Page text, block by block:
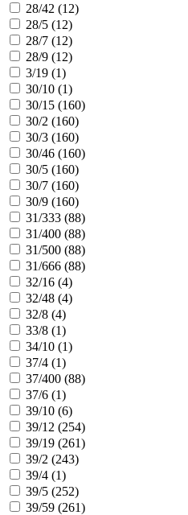
28/42 (12)
28/5 (12)
28/7 (12)
28/9 (12)
3/19 (1)
30/10 (1)
30/15 (160)
30/2 (160)
30/3 (160)
30/46 (160)
30/5 (160)
30/7 (160)
30/9 (160)
31/333 (88)
31/400 (88)
31/500 (88)
31/666 (88)
32/16 (4)
32/48 (4)
32/8 (4)
33/8 (1)
34/10 (1)
37/4 (1)
37/400 (88)
37/6 (1)
39/10 (6)
39/12 (254)
39/19 (261)
39/2 (243)
39/4 (1)
39/5 (252)
39/59 (261)